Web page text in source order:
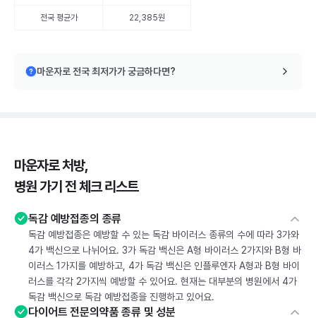
전국 평균가 22,385원
마운자로 전국 최저가가 궁금하다면?
마운자로 처방,
병원 가기 전 체크 리스트
독감 예방접종의 종류
독감 예방접종은 예방할 수 있는 독감 바이러스 종류의 수에 따라 3가와
4가 백신으로 나뉘어요. 3가 독감 백신은 A형 바이러스 2가지와 B형 바
이러스 1가지를 예방하고, 4가 독감 백신은 인플루엔자 A형과 B형 바이
러스를 각각 2가지씩 예방할 수 있어요. 현재는 대부분의 병원에서 4가
독감 백신으로 독감 예방접종을 진행하고 있어요.
다이어트 전문의약품 종류 및 성분